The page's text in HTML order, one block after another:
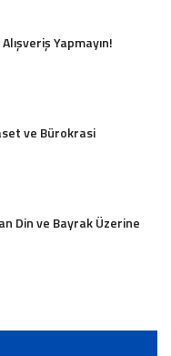
Yapmayın!
ve Bürokrasi
Din ve Bayrak Üzerine